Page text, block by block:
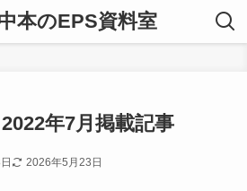
本のEPS資料室
年7月掲載記事
2026年5月23日